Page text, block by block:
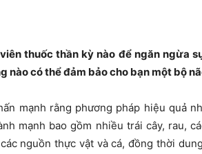
thuốc thần kỳ nào để ngăn ngừa
nào có thể đảm bảo cho bạn một bộ
mạnh rằng phương pháp hiệu quả
mạnh bao gồm nhiều trái cây, rau,
nguồn thực vật và cá, đồng thời